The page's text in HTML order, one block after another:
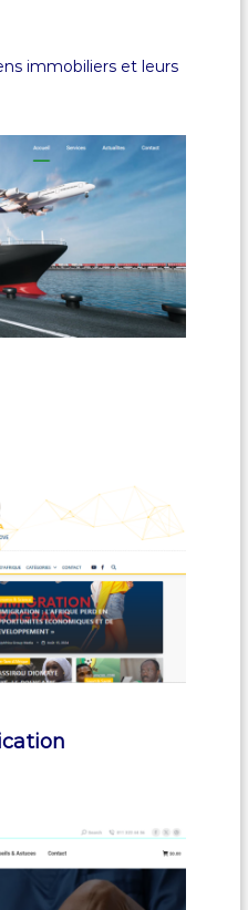
immobiliers et leurs